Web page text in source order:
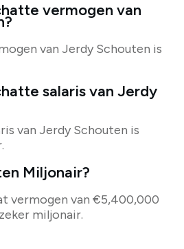
vermogen van
van Jerdy Schouten is
salaris van Jerdy
van Jerdy Schouten is
Miljonair?
vermogen van €5,400,000
miljonair.